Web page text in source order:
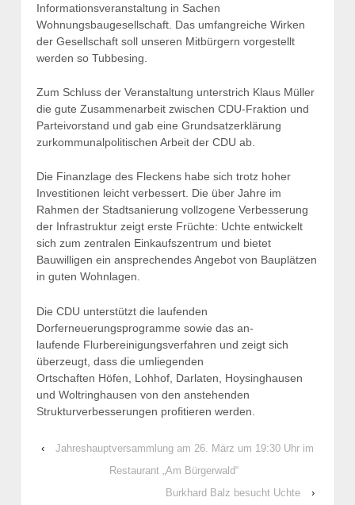
Informationsveranstaltung in Sachen
Wohnungsbaugesellschaft. Das umfangreiche Wirken
der Gesellschaft soll unseren Mitbürgern vorgestellt
werden so Tubbesing.
Zum Schluss der Veranstaltung unterstrich Klaus Müller
die gute Zusammenarbeit zwischen CDU-Fraktion und
Parteivorstand und gab eine Grundsatzerklärung
zurkommunalpolitischen Arbeit der CDU ab.
Die Finanzlage des Fleckens habe sich trotz hoher
Investitionen leicht verbessert. Die über Jahre im
Rahmen der Stadtsanierung vollzogene Verbesserung
der Infrastruktur zeigt erste Früchte: Uchte entwickelt
sich zum zentralen Einkaufszentrum und bietet
Bauwilligen ein ansprechendes Angebot von Bauplätzen
in guten Wohnlagen.
Die CDU unterstützt die laufenden
Dorferneuerungsprogramme sowie das an-
laufende Flurbereinigungsverfahren und zeigt sich
überzeugt, dass die umliegenden
Ortschaften Höfen, Lohhof, Darlaten, Hoysinghausen
und Woltringhausen von den anstehenden
Strukturverbesserungen profitieren werden.
‹
Jahreshauptversammlung am 26. März um 19:30 Uhr im
Restaurant „Am Bürgerwald“
Burkhard Balz besucht Uchte
›